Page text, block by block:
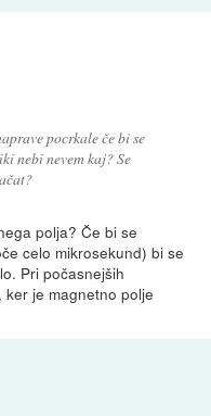
pocrkale če bi se
nebi nevem kaj? Se
polja? Če bi se
celo mikrosekund) bi se
Pri počasnejših
je magnetno polje